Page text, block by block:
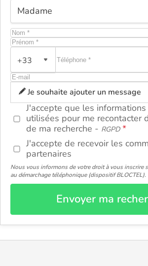
+33
Je souhaite ajouter un message
J'accepte que les
utilisées pour me recontacter
de ma recherche - RGPD
J'accepte de recevoir les
partenaires
Nous vous informons de votre droit à vous inscrire
au démarchage téléphonique (dispositif BLOCTEL).
Envoyer ma
ou